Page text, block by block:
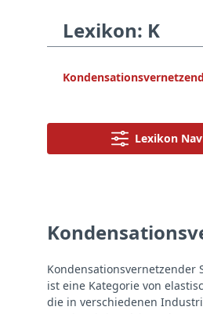
Lexikon: K
Kondensationsvernetzend
Lexikon
Kondensationsvernetzender
ist eine Kategorie von
die in verschiedenen